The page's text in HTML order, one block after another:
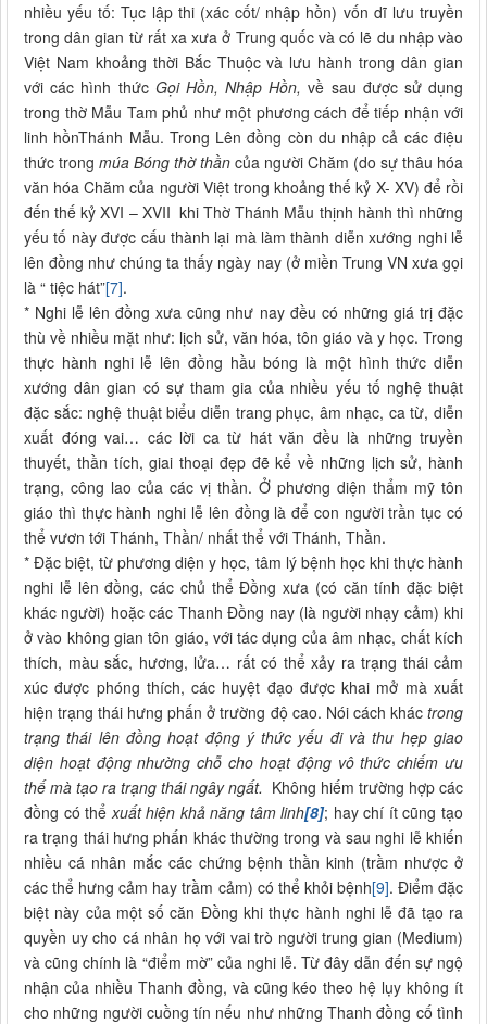
nhiều yếu tố: Tục lập thi (xác cốt/ nhập hồn) vốn dĩ lưu truyền
trong dân gian từ rất xa xưa ở Trung quốc và có lẽ du nhập vào
Việt Nam khoảng thời Bắc Thuộc và lưu hành trong dân gian
với các hình thức Gọi Hồn, Nhập Hồn, về sau được sử dụng
trong thờ Mẫu Tam phủ như một phương cách để tiếp nhận với
linh hồnThánh Mẫu. Trong Lên đồng còn du nhập cả các điệu
thức trong múa Bóng thờ thần của người Chăm (do sự thâu hóa
văn hóa Chăm của người Việt trong khoảng thế kỷ X- XV) để rồi
đến thế kỷ XVI – XVII khi Thờ Thánh Mẫu thịnh hành thì những
yếu tố này được cấu thành lại mà làm thành diễn xướng nghi lễ
lên đồng như chúng ta thấy ngày nay (ở miền Trung VN xưa gọi
là “ tiệc hát”[7].
* Nghi lễ lên đồng xưa cũng như nay đều có những giá trị đặc
thù về nhiều mặt như: lịch sử, văn hóa, tôn giáo và y học. Trong
thực hành nghi lễ lên đồng hầu bóng là một hình thức diễn
xướng dân gian có sự tham gia của nhiều yếu tố nghệ thuật
đặc sắc: nghệ thuật biểu diễn trang phục, âm nhạc, ca từ, diễn
xuất đóng vai… các lời ca từ hát văn đều là những truyền
thuyết, thần tích, giai thoại đẹp đẽ kể về những lịch sử, hành
trạng, công lao của các vị thần. Ở phương diện thẩm mỹ tôn
giáo thì thực hành nghi lễ lên đồng là để con người trần tục có
thể vươn tới Thánh, Thần/ nhất thể với Thánh, Thần.
* Đặc biệt, từ phương diện y học, tâm lý bệnh học khi thực hành
nghi lễ lên đồng, các chủ thể Đồng xưa (có căn tính đặc biệt
khác người) hoặc các Thanh Đồng nay (là người nhạy cảm) khi
ở vào không gian tôn giáo, với tác dụng của âm nhạc, chất kích
thích, màu sắc, hương, lửa… rất có thể xảy ra trạng thái cảm
xúc được phóng thích, các huyệt đạo được khai mở mà xuất
hiện trạng thái hưng phấn ở trường độ cao. Nói cách khác trong
trạng thái lên đồng hoạt động ý thức yếu đi và thu hẹp giao
diện hoạt động nhường chỗ cho hoạt động vô thức chiếm ưu
thế mà tạo ra trạng thái ngây ngất. Không hiếm trường hợp các
đồng có thểxuất hiện khả năng tâm linh[8]; hay chí ít cũng tạo
ra trạng thái hưng phấn khác thường trong và sau nghi lễ khiến
nhiều cá nhân mắc các chứng bệnh thần kinh (trầm nhược ở
các thể hưng cảm hay trầm cảm) có thể khỏi bệnh[9]. Điểm đặc
biệt này của một số căn Đồng khi thực hành nghi lễ đã tạo ra
quyền uy cho cá nhân họ với vai trò người trung gian (Medium)
và cũng chính là “điểm mờ” của nghi lễ. Từ đây dẫn đến sự ngộ
nhận của nhiều Thanh đồng, và cũng kéo theo hệ lụy không ít
cho những người cuồng tín nếu như những Thanh đồng cố tình